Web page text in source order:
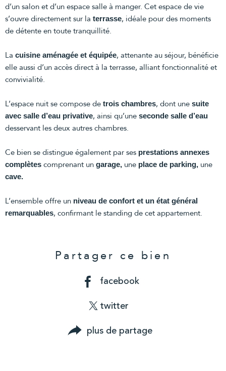
d’un salon et d’un espace salle à manger. Cet espace de vie
s’ouvre directement sur la terrasse, idéale pour des moments
de détente en toute tranquillité.
La cuisine aménagée et équipée, attenante au séjour, bénéficie
elle aussi d’un accès direct à la terrasse, alliant fonctionnalité et
convivialité.
L’espace nuit se compose de trois chambres, dont une suite
avec salle d’eau privative, ainsi qu’une seconde salle d’eau
desservant les deux autres chambres.
Ce bien se distingue également par ses prestations annexes
complètes comprenant un garage, une place de parking, une
cave.
L’ensemble offre un niveau de confort et un état général
remarquables, confirmant le standing de cet appartement.
Partager ce bien
facebook
twitter
plus de partage